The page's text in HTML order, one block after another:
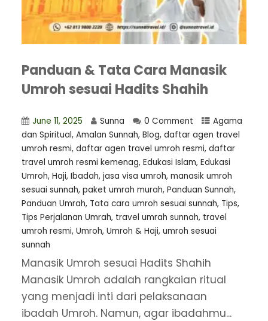
Panduan & Tata Cara Manasik
Umroh sesuai Hadits Shahih
June 11, 2025 Sunna 0 Comment
Agama
dan Spiritual, Amalan Sunnah, Blog, daftar agen travel
umroh resmi, ⁠daftar agen travel umroh resmi, daftar
travel umroh resmi kemenag, Edukasi Islam, Edukasi
Umroh, Haji, Ibadah, jasa visa umroh, manasik umroh
sesuai sunnah, paket umrah murah, Panduan Sunnah,
Panduan Umrah, Tata cara umroh sesuai sunnah, Tips,
Tips Perjalanan Umrah, travel umrah sunnah, travel
umroh resmi, Umroh, Umroh & Haji, umroh sesuai
sunnah
Manasik Umroh sesuai Hadits Shahih
Manasik Umroh adalah rangkaian ritual
yang menjadi inti dari pelaksanaan
ibadah Umroh. Namun, agar ibadahmu...